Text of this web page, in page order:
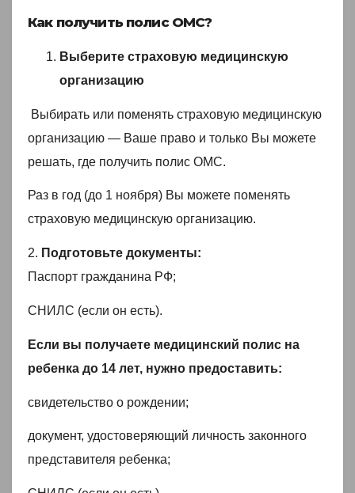
Как получить полис ОМС?
Выберите страховую медицинскую
организацию
Выбирать или поменять страховую медицинскую
организацию — Ваше право и только Вы можете
решать, где получить полис ОМС.
Раз в год (до 1 ноября) Вы можете поменять
страховую медицинскую организацию.
2. Подготовьте документы:
Паспорт гражданина РФ;
СНИЛС (если он есть).
Если вы получаете медицинский полис на
ребенка до 14 лет, нужно предоставить:
свидетельство о рождении;
документ, удостоверяющий личность законного
представителя ребенка;